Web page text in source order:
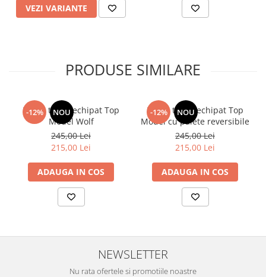
VEZI VARIANTE
PRODUSE SIMILARE
-12% NOU
Penar triplu echipat Top
Model Wolf
245,00 Lei
215,00 Lei
ADAUGA IN COS
-12% NOU
Penar triplu echipat Top
Model cu paiete reversibile
245,00 Lei
215,00 Lei
ADAUGA IN COS
NEWSLETTER
Nu rata ofertele si promotiile noastre